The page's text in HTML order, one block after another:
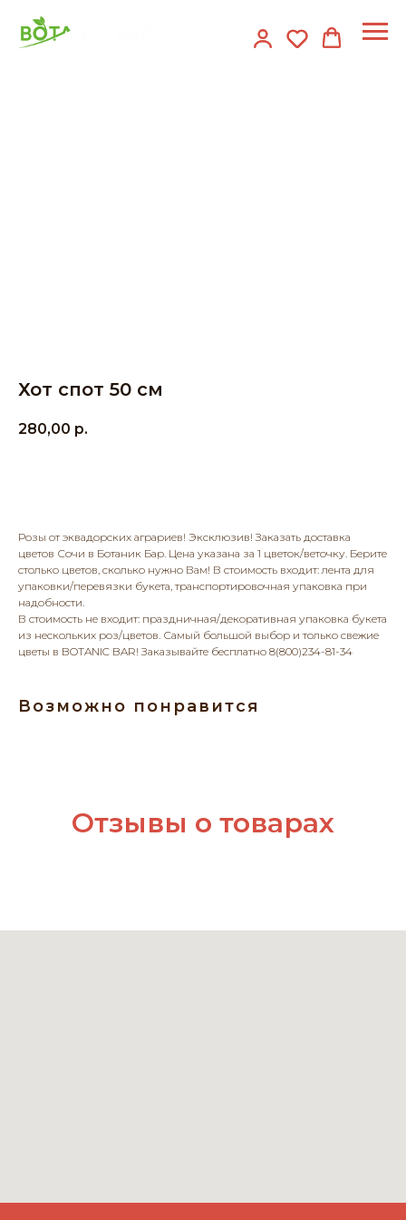
Хот спот 50 см
280,00 р.
Розы от эквадорских аграриев! Эксклюзив! Заказать доставка
цветов Сочи в Ботаник Бар. Цена указана за 1 цветок/веточку. Берите
столько цветов, сколько нужно Вам! В стоимость входит: лента для
упаковки/перевязки букета, транспортировочная упаковка при
надобности.
В стоимость не входит: праздничная/декоративная упаковка букета
из нескольких роз/цветов. Самый большой выбор и только свежие
цветы в BOTANIC BAR! Заказывайте бесплатно 8(800)234-81-34
Возможно понравится
Отзывы о товарах